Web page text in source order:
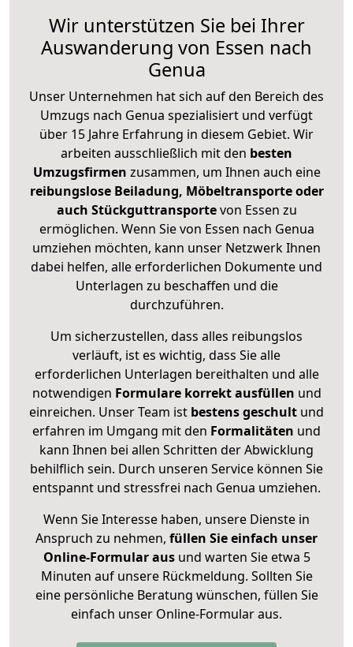
Wir unterstützen Sie bei Ihrer
Auswanderung von Essen nach
Genua
Unser Unternehmen hat sich auf den Bereich des
Umzugs nach Genua spezialisiert und verfügt
über 15 Jahre Erfahrung in diesem Gebiet. Wir
arbeiten ausschließlich mit den besten
Umzugsfirmen zusammen, um Ihnen auch eine
reibungslose Beiladung, Möbeltransporte oder
auch Stückguttransportevon Essen zu
ermöglichen. Wenn Sie von Essen nach Genua
umziehen möchten, kann unser Netzwerk Ihnen
dabei helfen, alle erforderlichen Dokumente und
Unterlagen zu beschaffen und die
durchzuführen.
Um sicherzustellen, dass alles reibungslos
verläuft, ist es wichtig, dass Sie alle
erforderlichen Unterlagen bereithalten und alle
notwendigen Formulare korrekt ausfüllen und
einreichen. Unser Team ist bestens geschult und
erfahren im Umgang mit den Formalitäten und
kann Ihnen bei allen Schritten der Abwicklung
behilflich sein. Durch unseren Service können Sie
entspannt und stressfrei nach Genua umziehen.
Wenn Sie Interesse haben, unsere Dienste in
Anspruch zu nehmen, füllen Sie einfach unser
Online-Formular ausund warten Sie etwa 5
Minuten auf unsere Rückmeldung. Sollten Sie
eine persönliche Beratung wünschen, füllen Sie
einfach unser Online-Formular aus.